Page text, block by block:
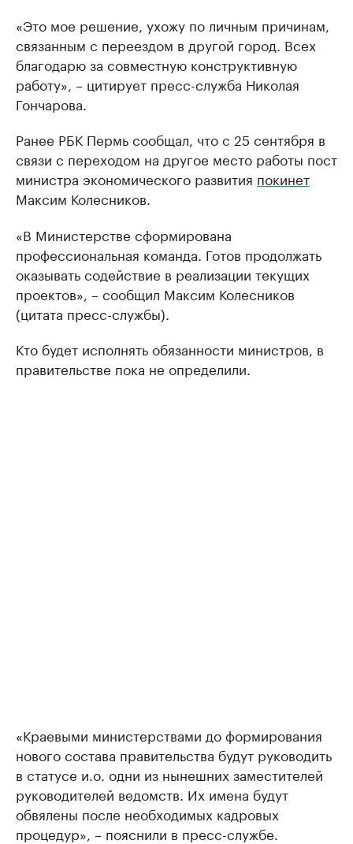
«Это мое решение, ухожу по личным причинам,
связанным с переездом в другой город. Всех
благодарю за совместную конструктивную
работу», – цитирует пресс-служба Николая
Гончарова.
Ранее РБК Пермь сообщал, что с 25 сентября в
связи с переходом на другое место работы пост
министра экономического развития покинет
Максим Колесников.
«В Министерстве сформирована
профессиональная команда. Готов продолжать
оказывать содействие в реализации текущих
проектов», – сообщил Максим Колесников
(цитата пресс-службы).
Кто будет исполнять обязанности министров, в
правительстве пока не определили.
«Краевыми министерствами до формирования
нового состава правительства будут руководить
в статусе и.о. одни из нынешних заместителей
руководителей ведомств. Их имена будут
обвялены после необходимых кадровых
процедур», – пояснили в пресс-службе.